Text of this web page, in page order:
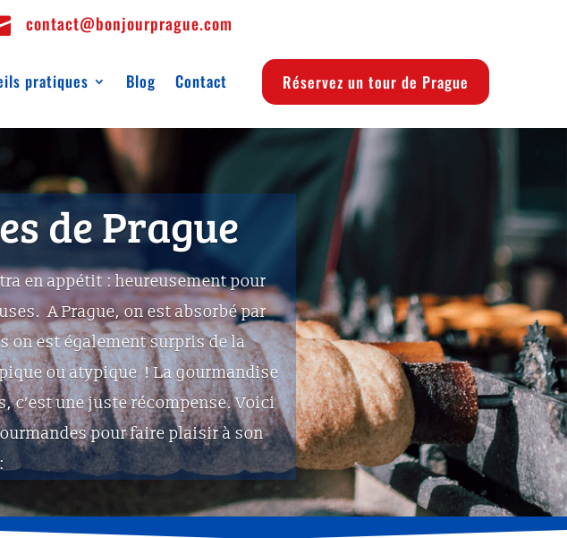
contact@bonjourprague.com
pratiques Blog Contact Réservez un tour de Prague
de Prague
en appétit : heureusement pour
A Prague, on est absorbé par
on est également surpris de la
ou atypique ! La gourmandise
c’est une juste récompense. Voici
pour faire plaisir à son